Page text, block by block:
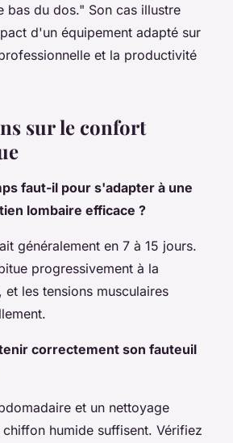
bas du dos." Son cas illustre
d'un équipement adapté sur
et la productivité
sur le confort
faut-il pour s'adapter à une
lombaire efficace ?
généralement en 7 à 15 jours.
progressivement à la
et les tensions musculaires
correctement son fauteuil
et un nettoyage
chiffon humide suffisent. Vérifiez